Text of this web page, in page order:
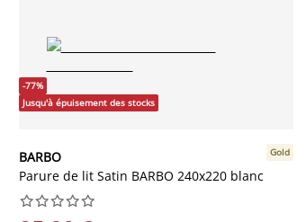
-77%
Jusqu'à épuisement des stocks
BARBO
Parure de lit Satin BARBO 240x220 blanc
Gold





